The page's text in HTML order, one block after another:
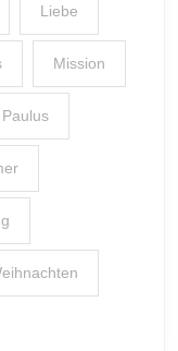
Liebe
Mission
Paulus